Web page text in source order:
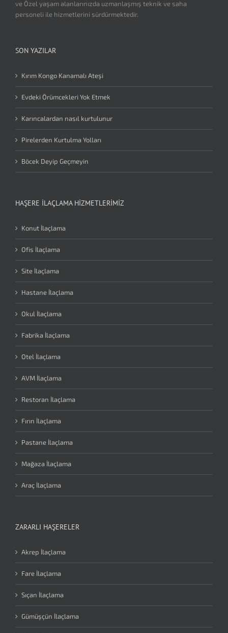
ve Özel yaşam alanlarınızda uzmanlaşmış teknik ve saha
personeli ile hizmetlerini sürdürmektedir.
SON YAZILAR
Kırım Kongo Kanamalı Ateşi
Evdeki Örümcekleri Yok Etmek
Karıncalardan nasıl kurtulunur
Pirelerden Kurtulma Yolları
Böcek Deyip Geçmeyin
HAŞERE İLAÇLAMA HIZMETLERIMIZ
Konut İlaçlama
Ofis İlaçlama
Site İlaçlama
Hastane İlaçlama
Okul İlaçlama
Fabrika İlaçlama
Otel İlaçlama
AVM İlaçlama
Restoran İlaçlama
Fırın İlaçlama
Pastane İlaçlama
Mağaza İlaçlama
Araç İlaçlama
ZARARLI HAŞERELER
Akrep İlaçlama
Fare İlaçlama
Sıçan İlaçlama
Gümüşçün İlaçlama